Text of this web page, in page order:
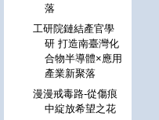
落
工研院鏈結產官學
研 打造南臺灣化
合物半導體×應用
產業新聚落
漫漫戒毒路-從傷痕
中綻放希望之花